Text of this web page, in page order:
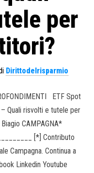
per
Dirittodelrisparmio
ETF Spot
Quali risvolti e tutele per
Biagio CAMPAGNA*
[*] Contributo
Campagna. Continua a
Linkedin Youtube